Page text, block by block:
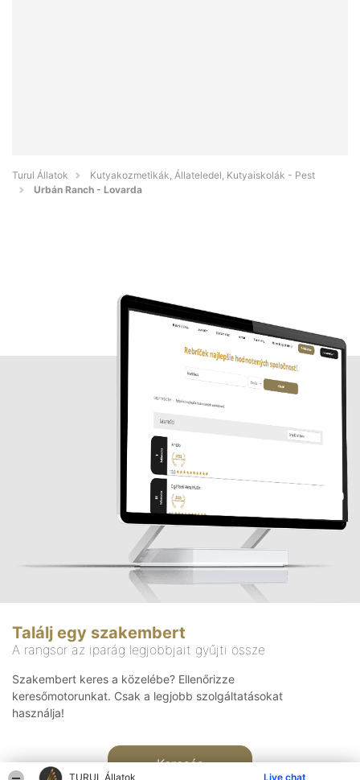
TURUL Állatok Live chat
Turul Állatok
Kutyakozmetikák, Állateledel, Kutyaiskolák - Pest
Urbán Ranch - Lovarda
Találj egy szakembert
A rangsor az iparág legjobbjait gyűjti össze
Szakembert keres a közelébe? Ellenőrizze
keresőmotorunkat. Csak a legjobb szolgáltatásokat
használja!
Keresés